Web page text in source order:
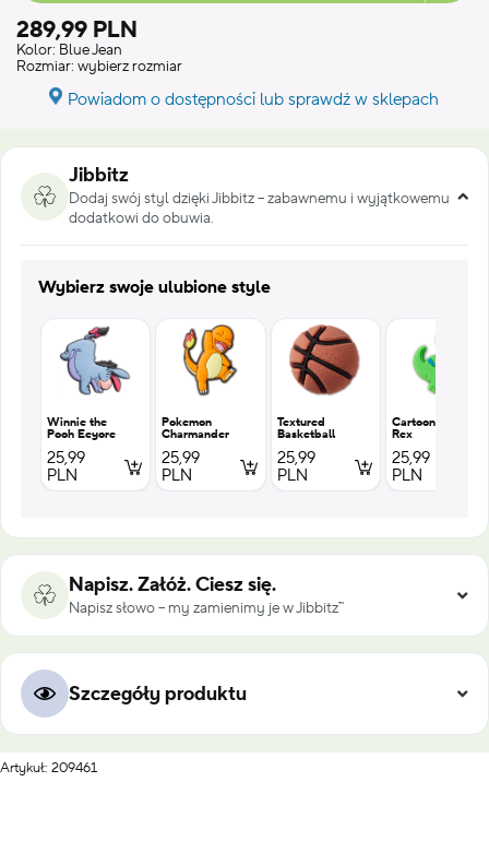
289,99 PLN
Kolor: Blue Jean
Rozmiar: wybierz rozmiar
Powiadom o dostępności lub sprawdź w sklepach
Jibbitz
Dodaj swój styl dzięki Jibbitz – zabawnemu i wyjątkowemu
dodatkowi do obuwia.
Wybierz swoje ulubione style
Winnie the
Pooh Eeyore
25,99
PLN
Pokemon
Charmander
25,99
PLN
Textured
Basketball
25,99
PLN
Cartoon T
Rex
25,99
PLN
Napisz. Załóż. Ciesz się.
Napisz słowo – my zamienimy je w Jibbitz™
Szczegóły produktu
Artykuł: 209461